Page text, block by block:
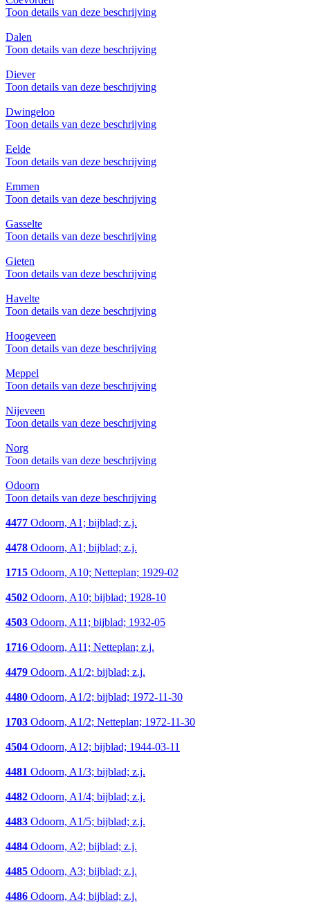
Toon details van deze beschrijving
Dalen
Toon details van deze beschrijving
Diever
Toon details van deze beschrijving
Dwingeloo
Toon details van deze beschrijving
Eelde
Toon details van deze beschrijving
Emmen
Toon details van deze beschrijving
Gasselte
Toon details van deze beschrijving
Gieten
Toon details van deze beschrijving
Havelte
Toon details van deze beschrijving
Hoogeveen
Toon details van deze beschrijving
Meppel
Toon details van deze beschrijving
Nijeveen
Toon details van deze beschrijving
Norg
Toon details van deze beschrijving
Odoorn
Toon details van deze beschrijving
4477 Odoorn, A1; bijblad; z.j.
4478 Odoorn, A1; bijblad; z.j.
1715 Odoorn, A10; Netteplan; 1929-02
4502 Odoorn, A10; bijblad; 1928-10
4503 Odoorn, A11; bijblad; 1932-05
1716 Odoorn, A11; Netteplan; z.j.
4479 Odoorn, A1/2; bijblad; z.j.
4480 Odoorn, A1/2; bijblad; 1972-11-30
1703 Odoorn, A1/2; Netteplan; 1972-11-30
4504 Odoorn, A12; bijblad; 1944-03-11
4481 Odoorn, A1/3; bijblad; z.j.
4482 Odoorn, A1/4; bijblad; z.j.
4483 Odoorn, A1/5; bijblad; z.j.
4484 Odoorn, A2; bijblad; z.j.
4485 Odoorn, A3; bijblad; z.j.
4486 Odoorn, A4; bijblad; z.j.